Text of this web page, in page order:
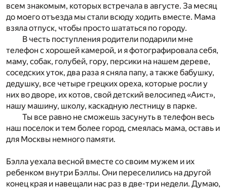
всем знакомым, которых встречала в августе. За месяц
до моего отъезда мы стали всюду ходить вместе. Мама
взяла отпуск, чтобы просто шататься по городу.
В честь поступления родители подарили мне
телефон с хорошей камерой, и я фотографировала себя,
маму, собак, голубей, гору, персики на нашем дереве,
соседских уток, два раза я сняла папу, а также бабушку,
дедушку, все четыре грецких ореха, которые росли у
них во дворе, их котов, свой детский велосипед «Аист»,
нашу машину, школу, каскадную лестницу в парке.
Ты все равно не сможешь засунуть в телефон весь
наш поселок и тем более город, смеялась мама, оставь и
для Москвы немного памяти.
Бэлла уехала весной вместе со своим мужем и их
ребенком внутри Бэллы. Они переселились на другой
конец края и навещали нас раз в две-три недели. Думаю,